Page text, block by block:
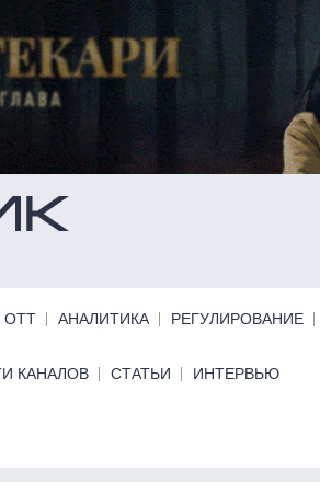
ОТТ АНАЛИТИКА РЕГУЛИРОВАНИЕ
КАНАЛОВ СТАТЬИ ИНТЕРВЬЮ